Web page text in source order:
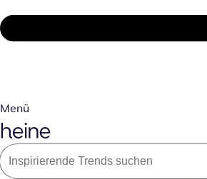
Menü